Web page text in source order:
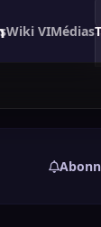
Wiki VIMédias